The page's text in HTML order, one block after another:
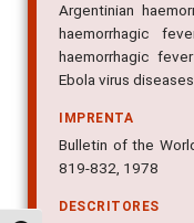
Argentinian
haemorrhagic
haemorrhagic
Ebola virus
IMPRENTA
Bulletin of the
819-832, 1978
DESCRITORES